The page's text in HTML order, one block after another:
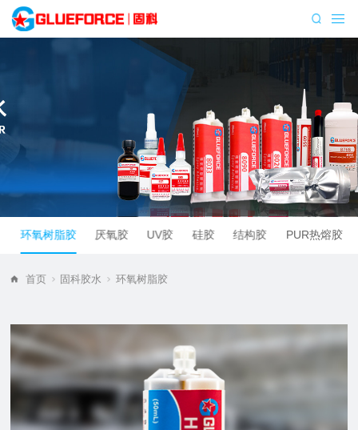
环氧树脂胶 厌氧胶 UV胶 硅胶 结构胶 PUR热熔胶
首页 固科胶水 环氧树脂胶